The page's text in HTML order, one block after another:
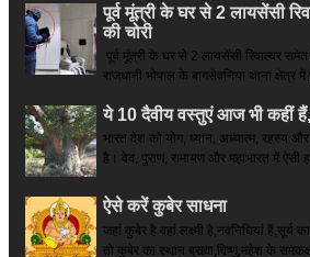
पूर्व मूंत्री के घर से 2 लायसेंसी
की चोरी
पूर्व मूंत्री के घर से 2 लायसेंसी रिवाल्वर
राजधानी भोपाल के बागसेवनिया थाना क्षेत्र में
ये 10 दैवीय वस्तुएं आज भी कहीं
भारत देश को योग, ध्यान, अध्यात्म, रहस्य और
है। वेद, पुराण, रामायण और महाभारत में
ऐसे करें कुबेर साधना
जहां कुबेर है­ वहां लक्ष्मी है,नवनिधियां हैं,सूर्य
तो कुबेर का स्थान ब्रह्मा,विष्णु,महेश के समकक्ष